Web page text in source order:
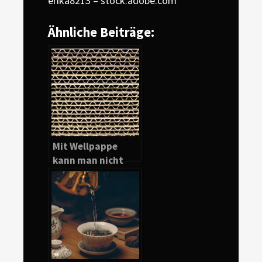
Ähnliche Beiträge:
Mit Wellpappe
kann man nicht
nur gut verpacken